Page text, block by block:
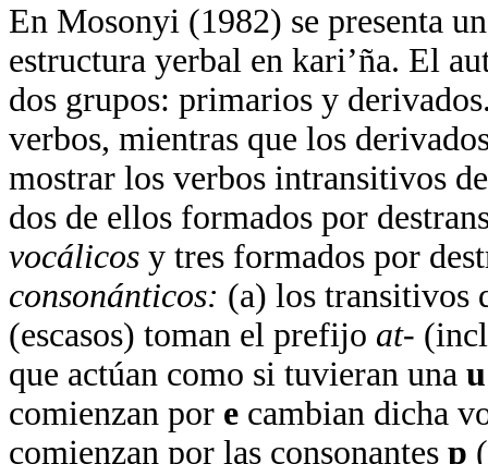
En Mosonyi (1982) se presenta
estructura yerbal en kari’ña. El
dos grupos: primarios y
verbos, mientras que los
mostrar los verbos intransitivos
dos de ellos formados por
vocálicos y tres formados por
consonánticos: (a) los transitivos
(escasos) toman el prefijo at-
que actúan como si tuvieran una u
comienzan por e cambian dicha
comienzan por las consonantes p